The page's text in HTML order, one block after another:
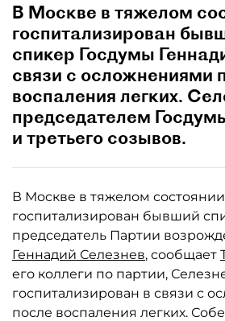
В Москве в тяжелом
госпитализирован
спикер Госдумы
связи с осложнениями
воспаления легких.
председателем
и третьего созывов.
В Москве в тяжелом состоянии
госпитализирован бывший
председатель Партии
Геннадий Селезнев, сообщает
его коллеги по партии,
госпитализирован в связи с
после воспаления легких.